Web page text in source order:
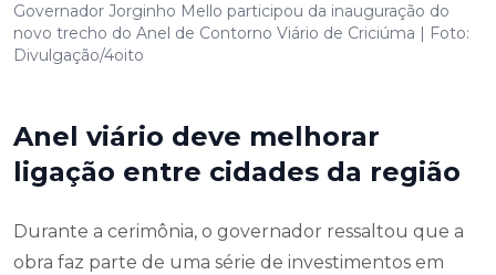
Governador Jorginho Mello participou da inauguração do
novo trecho do Anel de Contorno Viário de Criciúma | Foto:
Divulgação/4oito
Anel viário deve melhorar
ligação entre cidades da região
Durante a cerimônia, o governador ressaltou que a
obra faz parte de uma série de investimentos em